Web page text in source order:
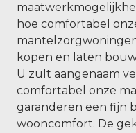
hoe comfortabel
kopen en laten
U zult aangenaam
comfortabel onze
garanderen een fijn
wooncomfort. De